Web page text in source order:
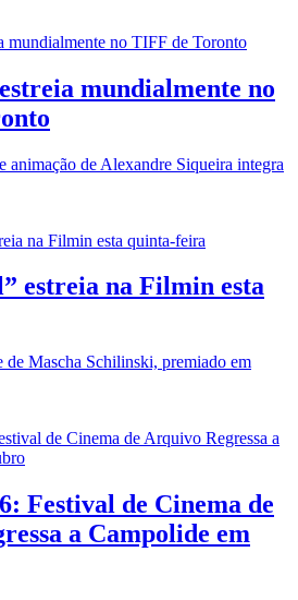
mundialmente no
animação de Alexandre Siqueira integra
estreia na Filmin esta
Mascha Schilinski, premiado em
Festival de Cinema de
a Campolide em